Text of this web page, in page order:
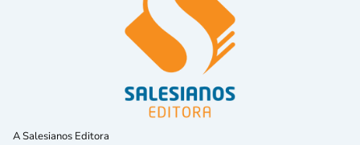
A Salesianos Editora